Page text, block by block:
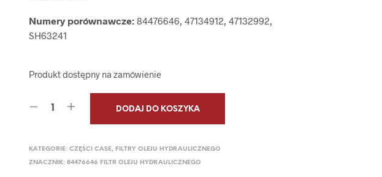
Y
.
Numery porównawcze:84476646, 47134912, 47132992,
SH63241
Produkt dostępny na zamówienie
DODAJ DO KOSZYKA
KATEGORIE:CZĘŚCI CASE, FILTRY OLEJU HYDRAULICZNEGO
ZNACZNIK:84476646 FILTR OLEJU HYDRAULICZNEGO